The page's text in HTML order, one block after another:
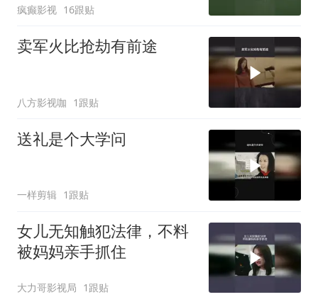
疯癫影视 16跟贴
卖军火比抢劫有前途
八方影视咖 1跟贴
送礼是个大学问
一样剪辑 1跟贴
女儿无知触犯法律，不料
被妈妈亲手抓住
大力哥影视局 1跟贴